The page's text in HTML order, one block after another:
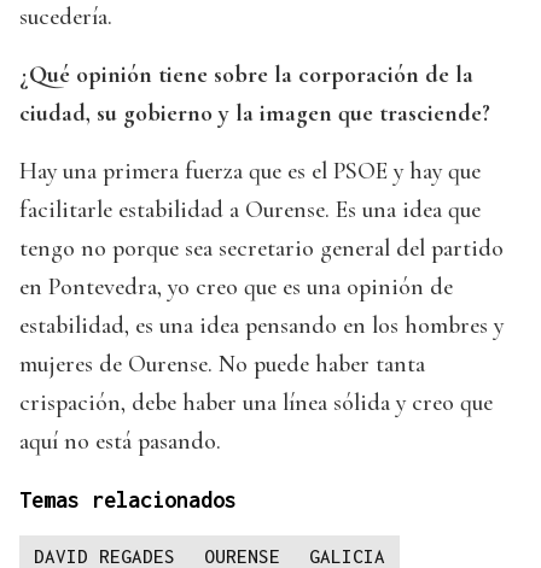
sucedería.
¿Qué opinión tiene sobre la corporación de la
ciudad, su gobierno y la imagen que trasciende?
Hay una primera fuerza que es el PSOE y hay que
facilitarle estabilidad a Ourense. Es una idea que
tengo no porque sea secretario general del partido
en Pontevedra, yo creo que es una opinión de
estabilidad, es una idea pensando en los hombres y
mujeres de Ourense. No puede haber tanta
crispación, debe haber una línea sólida y creo que
aquí no está pasando.
Temas relacionados
DAVID REGADES OURENSE GALICIA